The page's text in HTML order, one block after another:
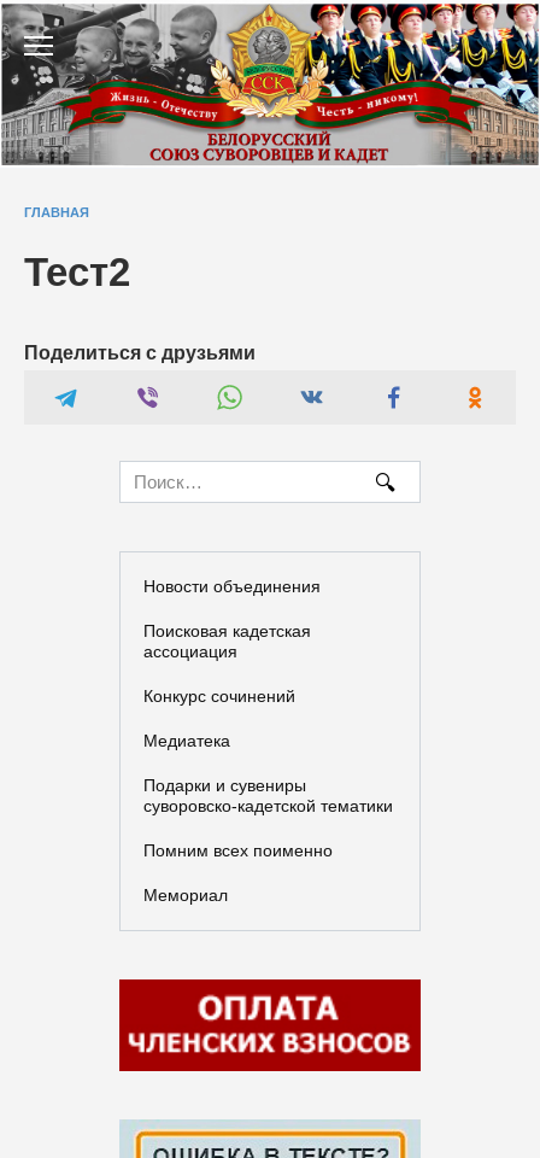
Перейти
к
содержанию
ГЛАВНАЯ
Тест2
Поделиться с друзьями
for:
Новости объединения
Поисковая кадетская
ассоциация
Конкурс сочинений
Медиатека
Подарки и сувениры
суворовско-кадетской тематики
Помним всех поименно
Мемориал